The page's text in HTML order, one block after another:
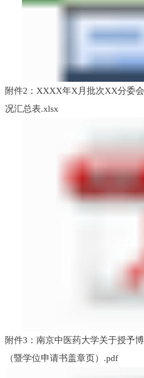
附件2：XXXX年X月批次XX分委
况汇总表.xlsx
附件3：南京中医药大学关于授予
（暨学位申请书盖章页）.pdf